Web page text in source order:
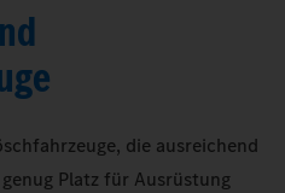
die ausreichend
Platz für Ausrüstung